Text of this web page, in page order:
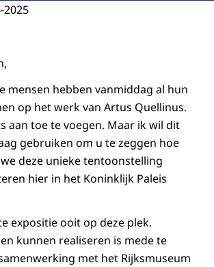
2025
mensen hebben vanmiddag al hun
op het werk van Artus Quellinus.
aan toe te voegen. Maar ik wil dit
gebruiken om u te zeggen hoe
deze unieke tentoonstelling
hier in het Koninklijk Paleis
expositie ooit op deze plek.
kunnen realiseren is mede te
met het Rijksmuseum